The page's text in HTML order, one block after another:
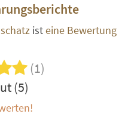
isteine Bewertung
(1)
(5)